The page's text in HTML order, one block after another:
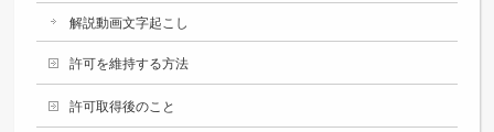
解説動画文字起こし
許可を維持する方法
許可取得後のこと